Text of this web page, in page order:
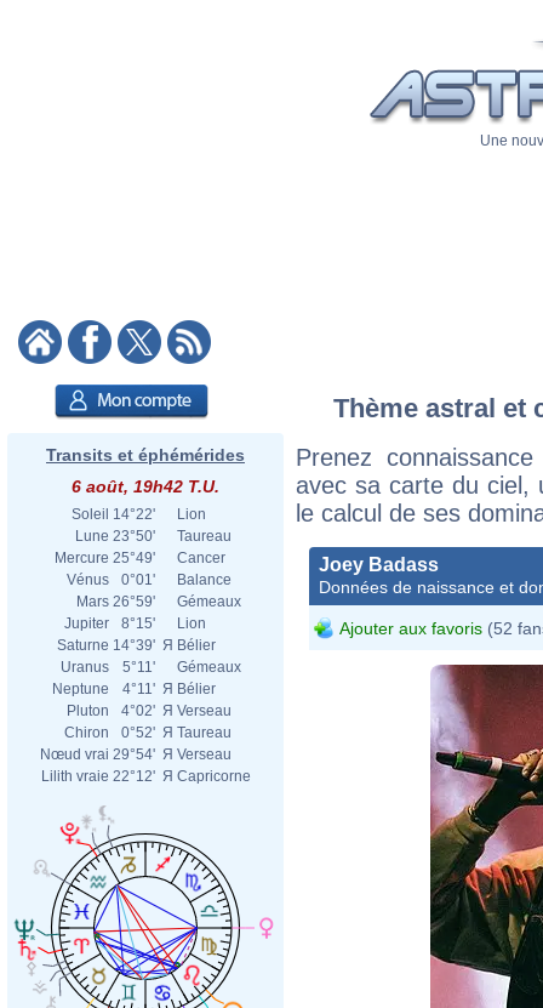
Une
Transits et éphémérides
6 août, 19h42 T.U.
Soleil 14°22'
Lion
Lune 23°50'
Taureau
Mercure 25°49'
Cancer
Vénus
0°01'
Balance
Mars 26°59'
Gémeaux
Jupiter
8°15'
Lion
Saturne 14°39' Я Bélier
Uranus
5°11'
Gémeaux
Neptune
4°11' Я Bélier
Pluton
4°02' Я Verseau
Chiron
0°52' Я Taureau
Nœud vrai 29°54' Я Verseau
Lilith vraie 22°12' Я Capricorne
Thème astral et
Prenez
avec sa carte du ciel,
le calcul de ses
Joey Badass
Données de naissance et
Ajouter aux favoris (52